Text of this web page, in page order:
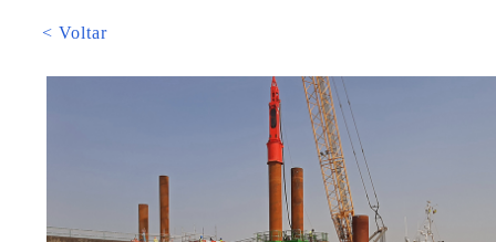
< Voltar